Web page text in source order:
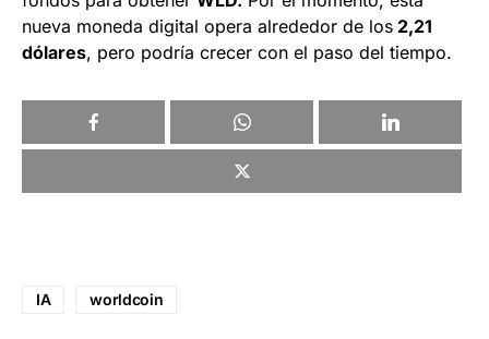
nueva moneda digital opera alrededor de los 2,21
dólares, pero podría crecer con el paso del tiempo.
IA worldcoin